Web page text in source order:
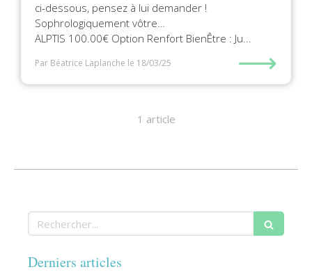
ci-dessous, pensez à lui demander !
Sophrologiquement vôtre…
ALPTIS 100.00€ Option Renfort BienÊtre : Ju...
Par Béatrice Laplanche le 18/03/25 ⟶
1 article
Rechercher
Derniers articles